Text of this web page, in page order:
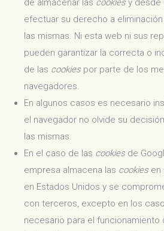
de almacenar las cookies y desde
efectuar su derecho a
las mismas. Ni esta web ni sus
pueden garantizar la correcta o
de las cookies por parte de los
navegadores.
En algunos casos es necesario
el navegador no olvide su
las mismas.
En el caso de las cookies de
empresa almacena las cookies en
en Estados Unidos y se
con terceros, excepto en los
necesario para el funcionamiento